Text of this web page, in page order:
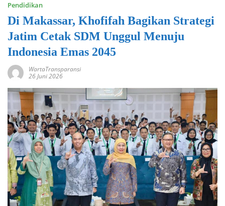
Pendidikan
Di Makassar, Khofifah Bagikan Strategi
Jatim Cetak SDM Unggul Menuju
Indonesia Emas 2045
WartaTransparansi
26 Juni 2026